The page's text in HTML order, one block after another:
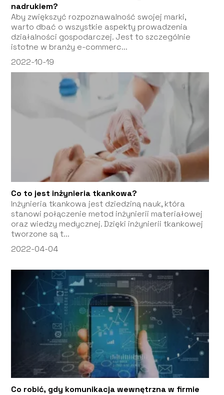
nadrukiem?
Aby zwiększyć rozpoznawalność swojej marki,
warto dbać o wszystkie aspekty prowadzenia
działalności gospodarczej. Jest to szczególnie
istotne w branży e-commerc...
2022-10-19
Co to jest inżynieria tkankowa?
Inżynieria tkankowa jest dziedziną nauk, która
stanowi połączenie metod inżynierii materiałowej
oraz wiedzy medycznej. Dzięki inżynierii tkankowej
tworzone są t...
2022-04-04
Co robić, gdy komunikacja wewnętrzna w firmie